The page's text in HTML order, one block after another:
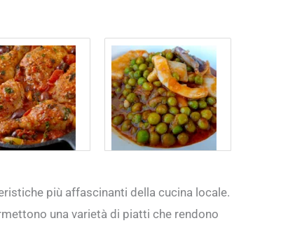
più affascinanti della cucina locale.
una varietà di piatti che rendono